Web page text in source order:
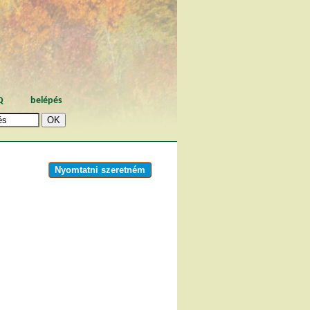
belépés
Nyomtatni szeretném